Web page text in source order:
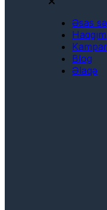
Əsas
Blog
Əlaqə